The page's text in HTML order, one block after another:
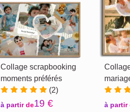
Collage scrapbooking
moments préférés
(2)
à partir de19 € à partir